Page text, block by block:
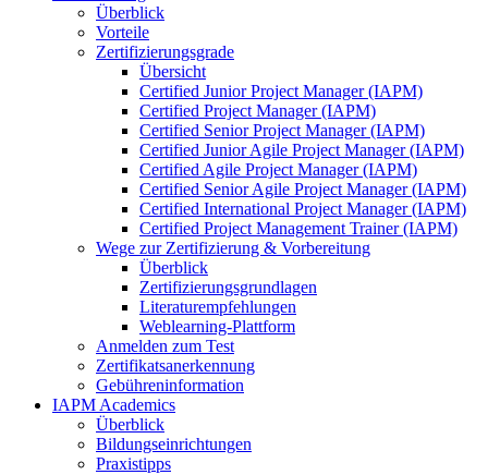
Überblick
Vorteile
Zertifizierungsgrade
Übersicht
Certified Junior Project Manager (IAPM)
Certified Project Manager (IAPM)
Certified Senior Project Manager (IAPM)
Certified Junior Agile Project Manager (IAPM)
Certified Agile Project Manager (IAPM)
Certified Senior Agile Project Manager (IAPM)
Certified International Project Manager (IAPM)
Certified Project Management Trainer (IAPM)
Wege zur Zertifizierung & Vorbereitung
Überblick
Zertifizierungsgrundlagen
Literaturempfehlungen
Weblearning-Plattform
Anmelden zum Test
Zertifikatsanerkennung
Gebühreninformation
IAPM Academics
Überblick
Bildungseinrichtungen
Praxistipps